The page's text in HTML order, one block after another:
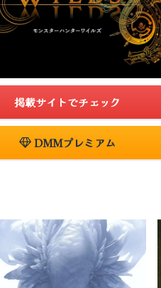
掲載サイトでチェック
DMMプレミアム